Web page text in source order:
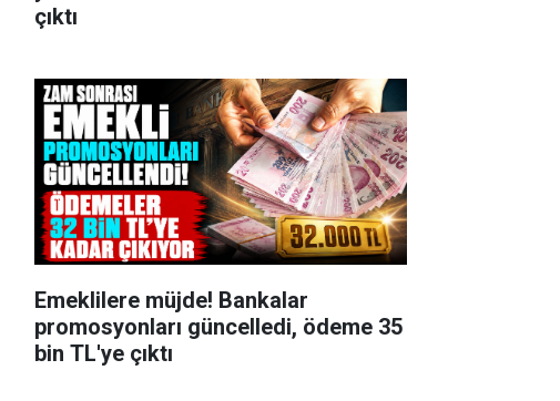
çıktı
Emeklilere müjde! Bankalar
promosyonları güncelledi, ödeme 35
bin TL'ye çıktı